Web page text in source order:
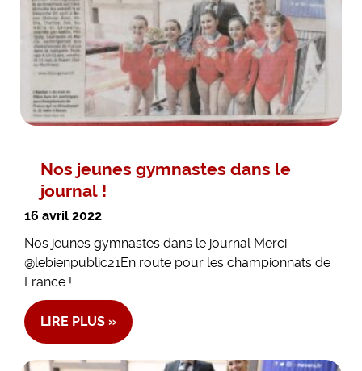
Nos jeunes gymnastes dans le
journal !
16 avril 2022
Nos jeunes gymnastes dans le journal Merci
@lebienpublic21En route pour les championnats de
France !
LIRE PLUS »